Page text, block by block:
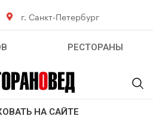
г. Санкт-Петербург
РЕСТОРАНЫ
НА САЙТЕ